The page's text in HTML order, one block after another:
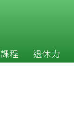
課程 退休力